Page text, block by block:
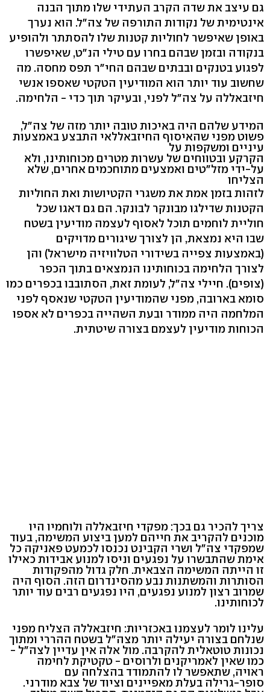
גם עיצב את שדה הקרב העתידי שלו מתוך הבנה
אינטימית של נקודות התורפה של צה"ל. הוא נערך
באופן שאיפשר לחוליות קטנות שלו להסתתר ולהופיע
בנקודה ובזמן שבהם בחרו עם טילי הנ"ט, שאיפשרו
לפגוע בטנקים ובבתים שבהם החי"ר תפס מחסה. מה
שחשוב עוד יותר הוא המודיעין הטקטי שאספו אנשי
חיזבאללה על צה"ל לפני, ובעיקר תוך כדי - הלחימה.
המידע שלהם היה באיכות טובה יותר מזה של צה"ל,
פשוט מפני שהאיסוף החיזבאללאי התבצע באמצעות
עיניים ומשקפות על
הקרקע ובטווחים של עשרות מטרים מכוחותינו, ולא
על-ידי מזל"טים ואמצעים מתוחכמים אחרים, שלא
הצליחו
לזהות בזמן אמת את משגרי הקטיושות ואת החוליות
הקטנות שדילגו מבונקר לבונקר. הם גם דאגו שכל
חוליית לוחמים תוכל לאסוף לעצמה מודיעין בשטח
שבו היא נמצאת, הן לצורך שיגורים מדויקים
(באמצעות צפייה בשידורי הטלוויזיה מישראל) והן
לצורך הלחימה בכוחותינו הנמצאים בתוך הכפר
(צופים). חיילי צה"ל, לעומת זאת, הסתובבו בכפרים כמו
סומא בארובה, מפני שהמודיעין הטקטי שנאסף לפני
המלחמה היה ממודר ובעת השהייה בכפרים לא אספו
הכוחות מודיעין לעצמם בצורה שיטתית.
צריך להכיר גם בכך: מפקדי חיזבאללה ולוחמיו היו
מוכנים להקריב את חייהם למען ביצוע המשימה, בעוד
שמפקדי צה"ל ושרי הקבינט נכנסו לכמעט פאניקה כל
אימת שהתבשרו על נפגעים וניסו למנוע אבידות כאילו
זו הייתה המשימה הצבאית. חלק גדול מהפקודות
הסותרות והמשתנות נבע מהסינדרום הזה. הסוף היה
שמרוב רצון למנוע נפגעים, היו נפגעים רבים עוד יותר
לכוחותינו.
עלינו לומר לעצמנו באכזריות: חיזבאללה הצליח מפני
שנלחם בצורה יעילה יותר מצה"ל בשטח ההררי ומתוך
נכונות טוטאלית להקרבה. מול אלה אין עדיין לצה"ל -
כמו שאין לאמריקנים ולרוסים - טקטיקת לחימה
ראויה, שתאפשר לו להתמודד בהצלחה עם
סופר-גרילה בעלת מאפיינים וציוד של צבא מודרני.